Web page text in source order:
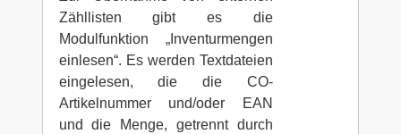
Zähllisten gibt es die
Modulfunktion „Inventurmengen
einlesen“. Es werden Textdateien
eingelesen, die die CO-
Artikelnummer und/oder EAN
und die Menge, getrennt durch